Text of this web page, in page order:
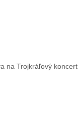
na Trojkráľový